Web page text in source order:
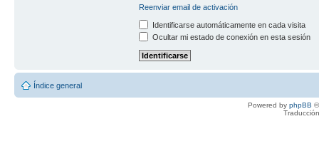
Reenviar email de activación
Identificarse automáticamente en cada visita
Ocultar mi estado de conexión en esta sesión
Índice general
Powered by phpBB